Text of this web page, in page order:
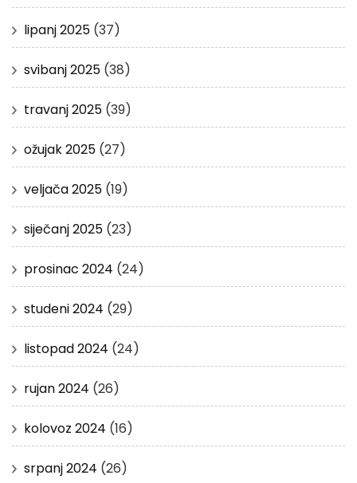
lipanj 2025 (37)
svibanj 2025 (38)
travanj 2025 (39)
ožujak 2025 (27)
veljača 2025 (19)
siječanj 2025 (23)
prosinac 2024 (24)
studeni 2024 (29)
listopad 2024 (24)
rujan 2024 (26)
kolovoz 2024 (16)
srpanj 2024 (26)